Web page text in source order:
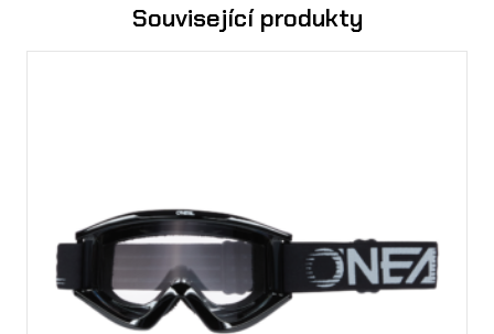
Související produkty